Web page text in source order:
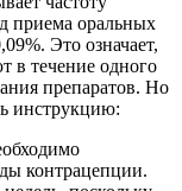
приема оральных
Это означает,
в течение одного
препаратов. Но
инструкцию:
контрацепции.